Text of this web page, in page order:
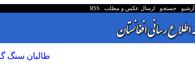
آرشیو جستجو ارسال عکس و مطلب RSS
طالبان سنگ